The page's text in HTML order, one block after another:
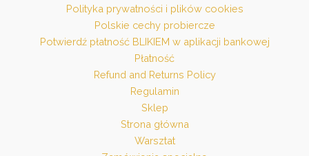
Polityka prywatności i plików cookies
Polskie cechy probiercze
Potwierdź płatność BLIKIEM w aplikacji bankowej
Płatność
Refund and Returns Policy
Regulamin
Sklep
Strona główna
Warsztat